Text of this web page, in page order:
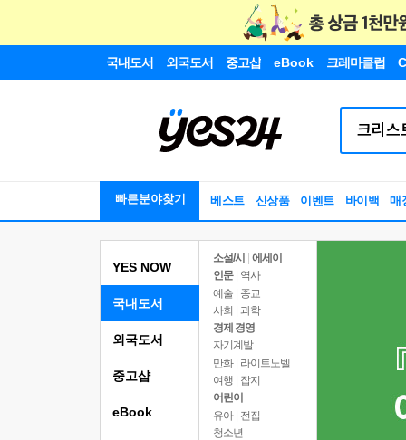
국내도서 외국도서 중고샵 eBook 크레마클럽
빠른분야찾기 베스트 신상품 이벤트 바이백 매
YES NOW
국내도서
소설/시
에세이
인문
역사
예술 | 종교
사회 | 과학
경제 경영
자기계발
만화 | 라이트노벨
여행
잡지
어린이
유아 | 전집
청소년
외국도서
중고샵
eBook